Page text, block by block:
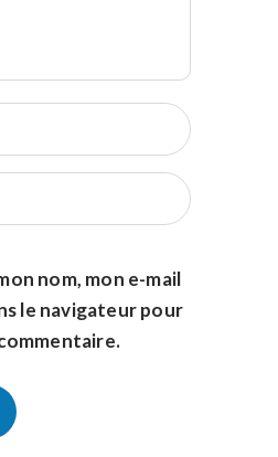
nom, mon e-mail
le navigateur pour